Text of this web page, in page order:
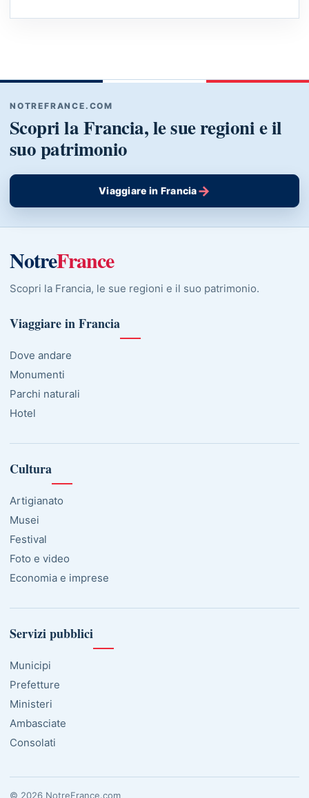
NOTREFRANCE.COM
Scopri la Francia, le sue regioni e il
suo patrimonio
Viaggiare in Francia→
NotreFrance
Scopri la Francia, le sue regioni e il suo patrimonio.
Viaggiare in Francia
Dove andare
Monumenti
Parchi naturali
Hotel
Cultura
Artigianato
Musei
Festival
Foto e video
Economia e imprese
Servizi pubblici
Municipi
Prefetture
Ministeri
Ambasciate
Consolati
© 2026 NotreFrance.com